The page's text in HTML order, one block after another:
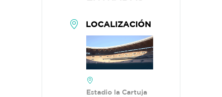
LOCALIZACIÓN
Estadio la Cartuja